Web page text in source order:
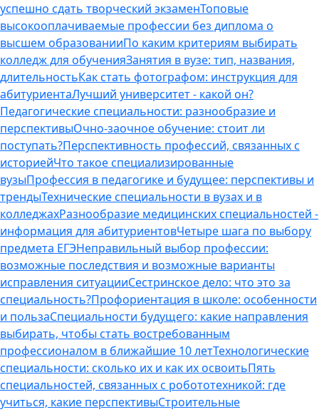
успешно сдать творческий экзаменТоповые
высокооплачиваемые профессии без диплома о
высшем образованииПо каким критериям выбирать
колледж для обученияЗанятия в вузе: тип, названия,
длительностьКак стать фотографом: инструкция для
абитуриентаЛучший университет - какой он?
Педагогические специальности: разнообразие и
перспективыОчно-заочное обучение: стоит ли
поступать?Перспективность профессий, связанных с
историейЧто такое специализированные
вузыПрофессия в педагогике и будущее: перспективы и
трендыТехнические специальности в вузах и в
колледжахРазнообразие медицинских специальностей -
информация для абитуриентовЧетыре шага по выбору
предмета ЕГЭНеправильный выбор профессии:
возможные последствия и возможные варианты
исправления ситуацииСестринское дело: что это за
специальность?Профориентация в школе: особенности
и пользаСпециальности будущего: какие направления
выбирать, чтобы стать востребованным
профессионалом в ближайшие 10 летТехнологические
специальности: сколько их и как их освоитьПять
специальностей, связанных с робототехникой: где
учиться, какие перспективыСтроительные